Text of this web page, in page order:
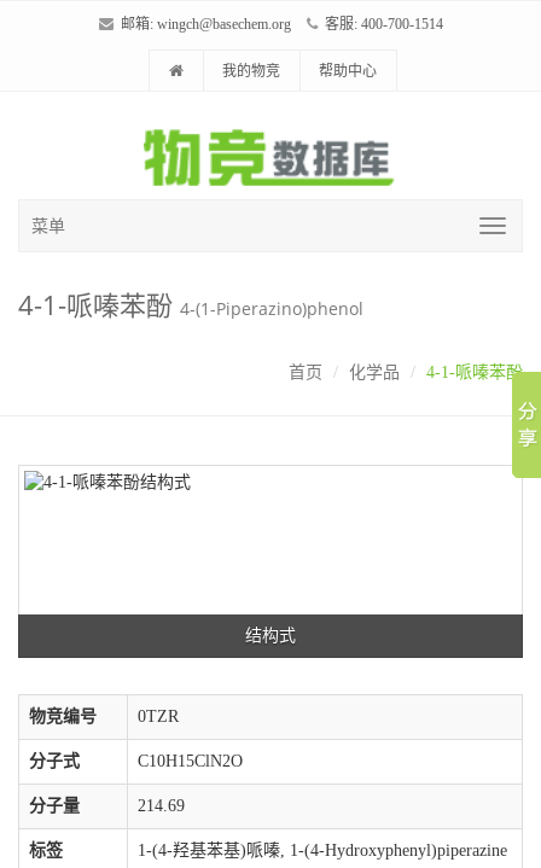
邮箱: wingch@basechem.org 客服: 400-700-1514
我的物竞 帮助中心
菜单
4-1-哌嗪苯酚 4-(1-Piperazino)phenol
首页 化学品 4-1-哌嗪苯酚
结构式
物竞编号 0TZR
分子式 C10H15ClN2O
分子量 214.69
标签 1-(4-羟基苯基)哌嗪, 1-(4-Hydroxyphenyl)piperazine